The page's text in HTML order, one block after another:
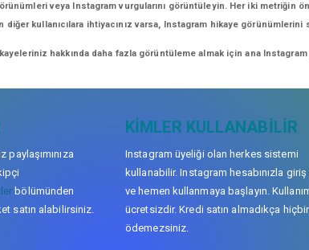
veya Instagram vurgularını görüntüleyin. Her iki metriğin
kullanıcılara ihtiyacınız varsa, Instagram hikaye
hakkında daha fazla görüntüleme almak için ana
bölümünden
satın alabilirsiniz.
KIMLER KULLANABILIR
Instagram üyeliği olan herkes sistemi
kullanabilir. Instagram hesabınızla giriş
ve hemen kullanmaya başlayın.
ücretsizdir. Kredi satın almadıkça
ödemezsiniz.